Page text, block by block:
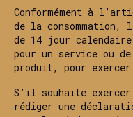
Conformément à
de la
de 14 jour
pour un service ou
produit, pour
S’il souhaite
rédiger une